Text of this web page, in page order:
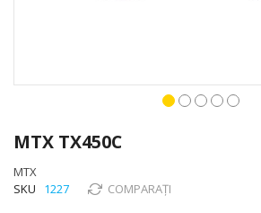
to
the
beginning
of
MTX TX450C
MTX
SKU
1227
COMPARAȚI